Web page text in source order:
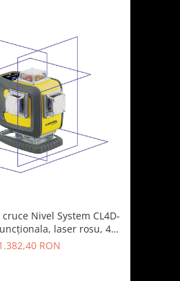
Nivel System CL4D-
laser rosu, 4
laser (360 grade)
RON